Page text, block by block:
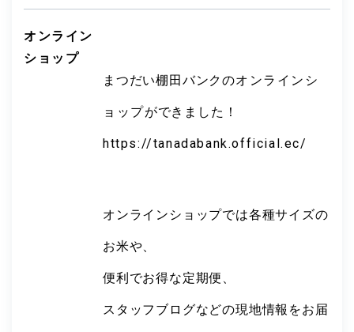
オンライン
ショップ
まつだい棚田バンクのオンラインシ
ョップができました！
https://tanadabank.official.ec/
オンラインショップでは各種サイズの
お米や、
便利でお得な定期便、
スタッフブログなどの現地情報をお届